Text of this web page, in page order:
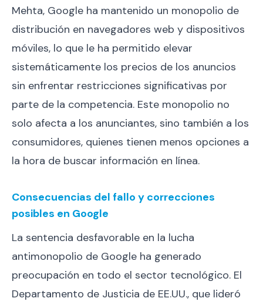
Mehta, Google ha mantenido un monopolio de
distribución en navegadores web y dispositivos
móviles, lo que le ha permitido elevar
sistemáticamente los precios de los anuncios
sin enfrentar restricciones significativas por
parte de la competencia. Este monopolio no
solo afecta a los anunciantes, sino también a los
consumidores, quienes tienen menos opciones a
la hora de buscar información en línea.
Consecuencias del fallo y correcciones
posibles en Google
La sentencia desfavorable en la lucha
antimonopolio de Google ha generado
preocupación en todo el sector tecnológico. El
Departamento de Justicia de EE.UU., que lideró